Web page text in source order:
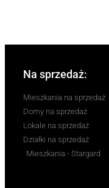
Na sprzedaż:
Mieszkania na sprzedaż
Domy na sprzedaż
Lokale na sprzedaż
Działki na sprzedaż
Mieszkania - Stargard